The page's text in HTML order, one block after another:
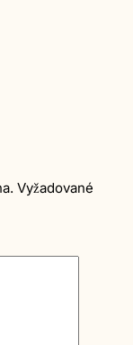
Vyžadované